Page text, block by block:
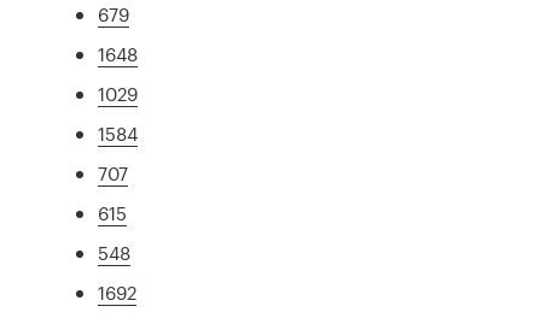
679
1648
1029
1584
707
615
548
1692